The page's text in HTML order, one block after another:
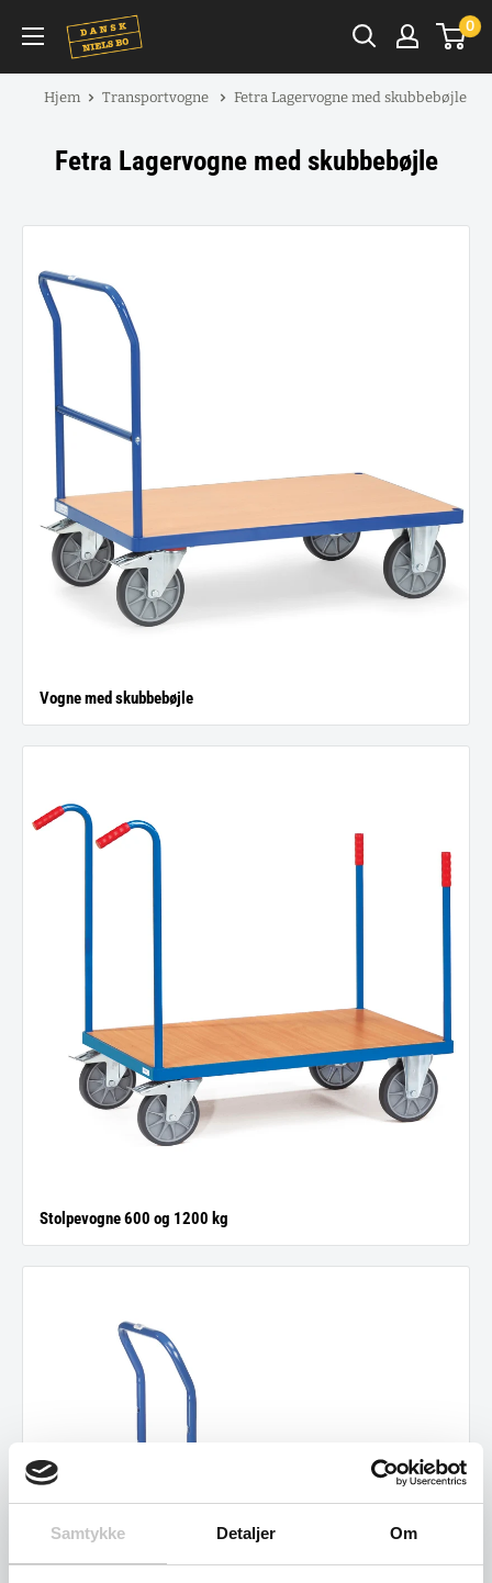
Samtykke Detaljer Om
indhold
0
Hjem Transportvogne Fetra Lagervogne med skubbebøjle
Fetra Lagervogne med skubbebøjle
Vogne med skubbebøjle
Stolpevogne 600 og 1200 kg